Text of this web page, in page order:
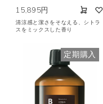
15,895円
清涼感と潔さをそなえる、シトラ
スをミックスした香り
定期購入